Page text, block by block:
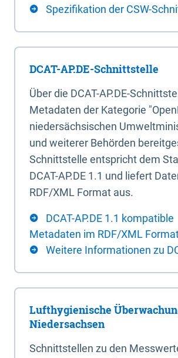
Spezifikation der CSW-
DCAT-AP.DE-Schnittstelle
Über die DCAT-AP.DE-
Metadaten der Kategorie
niedersächsischen
und weiterer Behörden
Schnittstelle entspricht dem
DCAT-AP.DE 1.1 und liefert
RDF/XML Format aus.
DCAT-AP.DE 1.1 kompatible
Metadaten im RDF/XML
Weitere Informationen zu
Lufthygienische
Niedersachsen
Schnittstellen zu den